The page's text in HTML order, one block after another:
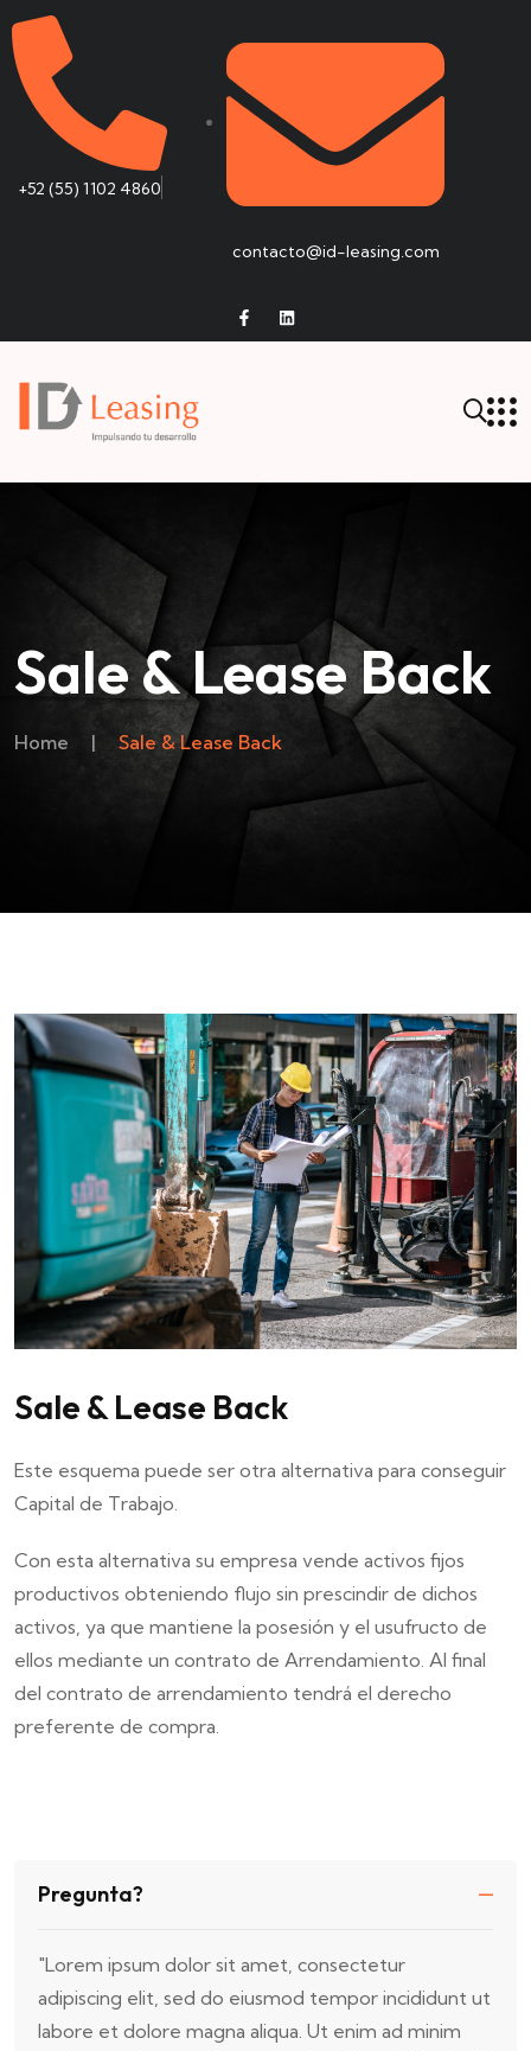
+52 (55) 1102 4860
contacto@id-leasing.com
Sale & Lease Back
Home | Sale & Lease Back
Sale & Lease Back
Este esquema puede ser otra alternativa para conseguir
Capital de Trabajo.
Con esta alternativa su empresa vende activos fijos
productivos obteniendo flujo sin prescindir de dichos
activos, ya que mantiene la posesión y el usufructo de
ellos mediante un contrato de Arrendamiento. Al final
del contrato de arrendamiento tendrá el derecho
preferente de compra.
Pregunta?
"Lorem ipsum dolor sit amet, consectetur
adipiscing elit, sed do eiusmod tempor incididunt ut
labore et dolore magna aliqua. Ut enim ad minim